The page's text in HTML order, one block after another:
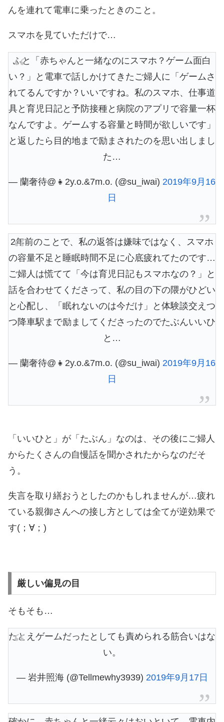
んを連れて電車に乗ったときのこと。
スマホを見ていただけで…
ふと「赤ちゃんと一緒なのにスマホ？ゲーム面白
い？」と電車で話しかけてきたご婦人に「ゲームさ
れてるんですか？いいですね。私のスマホ、仕事道
具と育児日記と予防接種と病院のアプリで容量一杯
なんですよ。ゲームする容量と時間が欲しいです」
と返したら目的地まで励まされたのを思い出しまし
た…
— 蘭奢待@👧2y.o.&7m.o. (@su_iwai) 2019年9月16
日
2年前のことで、私の返答は嫌味ではなく、スマホ
の容量不足と睡眠時間不足に心底疲れてたのです…
ご婦人は慌てて「今は育児日記もスマホなの？」と
話を合わせてくださって、私の目の下の隈がひどい
と心配し、「眠れないのは今だけ」と体験談交えつ
つ降車駅まで励ましてくださったのでたぶんいいひ
と…
— 蘭奢待@👧2y.o.&7m.o. (@su_iwai) 2019年9月16
日
「いいひと」が「たぶん」なのは、その後にご婦人
からたくさんの自慢話を聞かされたからなのだそ
う。
失言を取り繕おうとしたのかもしれませんが…疲れ
ている親御さんへの接し方としては全てが逆効果で
す(；∀；)
厳しい偏見の目
そもそも…
たとえゲームだったとしても責められる筋合いはな
い。
— 岩井照海 (@Tellmewhy3939) 2019年9月17日